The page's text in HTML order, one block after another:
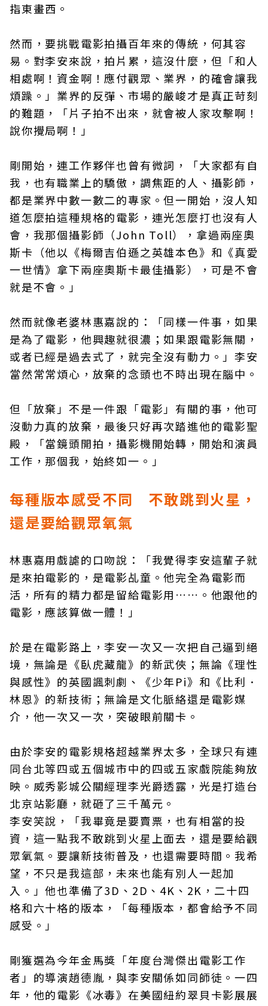
指東畫西。
然而，要挑戰電影拍攝百年來的傳統，何其容
易。對李安來說，拍片累，這沒什麼，但「和人
相處啊！資金啊！應付觀眾、業界，的確會讓我
煩躁。」業界的反彈、市場的嚴峻才是真正苛刻
的難題，「片子拍不出來，就會被人家攻擊啊！
說你攪局啊！」
剛開始，連工作夥伴也曾有微詞，「大家都有自
我，也有職業上的驕傲，調焦距的人、攝影師，
都是業界中數一數二的專家。但一開始，沒人知
道怎麼拍這種規格的電影，連光怎麼打也沒有人
會，我那個攝影師（John Toll），拿過兩座奧
斯卡（他以《梅爾吉伯遜之英雄本色》和《真愛
一世情》拿下兩座奧斯卡最佳攝影），可是不會
就是不會。」
然而就像老婆林惠嘉說的：「同樣一件事，如果
是為了電影，他興趣就很濃；如果跟電影無關，
或者已經是過去式了，就完全沒有動力。」李安
當然常常煩心，放棄的念頭也不時出現在腦中。
但「放棄」不是一件跟「電影」有關的事，他可
沒動力真的放棄，最後只好再次踏進他的電影聖
殿，「當鏡頭開拍，攝影機開始轉，開始和演員
工作，那個我，始終如一。」
每種版本感受不同 不敢跳到火星，
還是要給觀眾氧氣
林惠嘉用戲謔的口吻說：「我覺得李安這輩子就
是來拍電影的，是電影乩童。他完全為電影而
活，所有的精力都是留給電影用……。他跟他的
電影，應該算做一體！」
於是在電影路上，李安一次又一次把自己逼到絕
境，無論是《臥虎藏龍》的新武俠；無論《理性
與感性》的英國諷刺劇、《少年Pi》和《比利．
林恩》的新技術；無論是文化脈絡還是電影媒
介，他一次又一次，突破眼前關卡。
由於李安的電影規格超越業界太多，全球只有連
同台北等四或五個城市中的四或五家戲院能夠放
映。威秀影城公關經理李光爵透露，光是打造台
北京站影廳，就砸了三千萬元。
李安笑說，「我畢竟是要賣票，也有相當的投
資，這一點我不敢跳到火星上面去，還是要給觀
眾氧氣。要讓新技術普及，也還需要時間。我希
望，不只是我這部，未來也能有別人一起加
入。」他也準備了3D、2D、4K、2K，二十四
格和六十格的版本，「每種版本，都會給予不同
感受。」
剛獲選為今年金馬獎「年度台灣傑出電影工作
者」的導演趙德胤，與李安關係如同師徒。一四
年，他的電影《冰毒》在美國紐約翠貝卡影展展